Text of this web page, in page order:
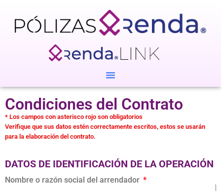
Condiciones del Contrato
* Los campos con asterisco rojo son obligatorios
Verifique que sus datos estén correctamente escritos, estos se usarán
para la elaboración del contrato.
DATOS DE IDENTIFICACIÓN DE LA OPERACIÓN
Nombre o razón social del arrendador